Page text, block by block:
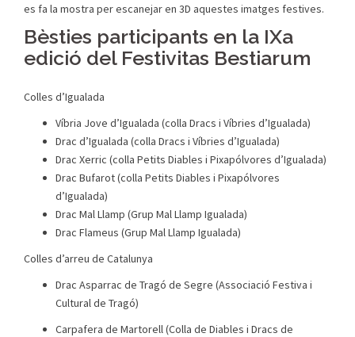
es fa la mostra per escanejar en 3D aquestes imatges festives.
Bèsties participants en la IXa
edició del Festivitas Bestiarum
Colles d’Igualada
Víbria Jove d’Igualada (colla Dracs i Víbries d’Igualada)
Drac d’Igualada (colla Dracs i Víbries d’Igualada)
Drac Xerric (colla Petits Diables i Pixapólvores d’Igualada)
Drac Bufarot (colla Petits Diables i Pixapólvores
d’Igualada)
Drac Mal Llamp (Grup Mal Llamp Igualada)
Drac Flameus (Grup Mal Llamp Igualada)
Colles d’arreu de Catalunya
Drac Asparrac de Tragó de Segre (Associació Festiva i
Cultural de Tragó)
Carpafera de Martorell (Colla de Diables i Dracs de